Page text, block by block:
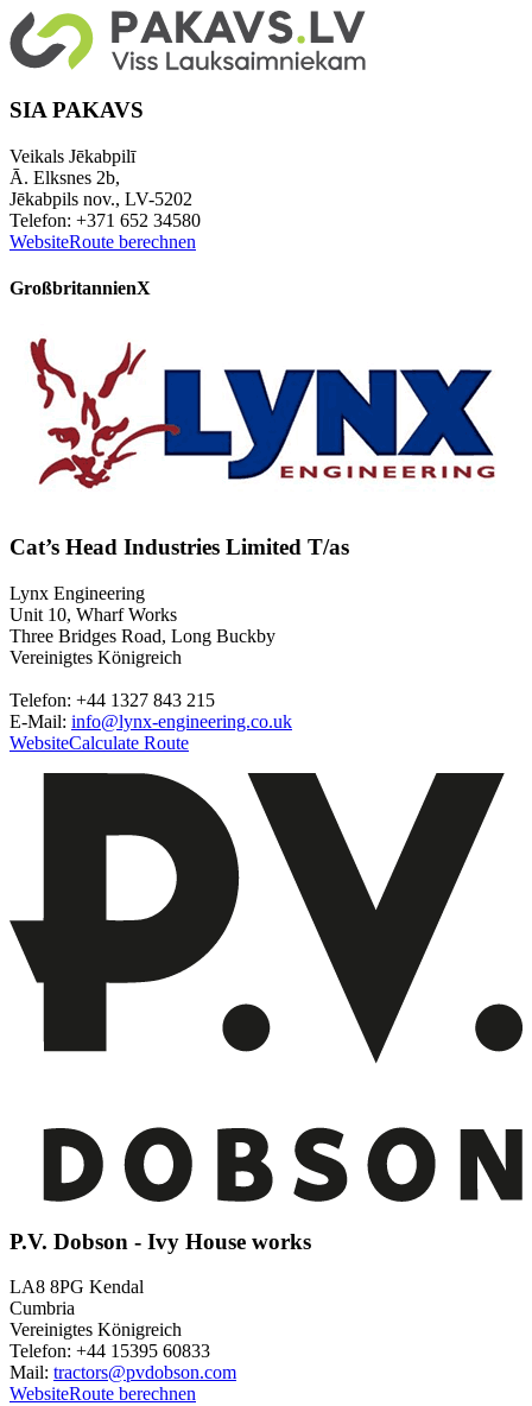
SIA PAKAVS
Veikals Jēkabpilī
Ā. Elksnes 2b,
Jēkabpils nov., LV-5202
Telefon: +371 652 34580
WebsiteRoute berechnen
GroßbritannienX
Cat’s Head Industries Limited T/as
Lynx Engineering
Unit 10, Wharf Works
Three Bridges Road, Long Buckby
Vereinigtes Königreich
Telefon: +44 1327 843 215
E-Mail: info@lynx-engineering.co.uk
WebsiteCalculate Route
P.V. Dobson - Ivy House works
LA8 8PG Kendal
Cumbria
Vereinigtes Königreich
Telefon: +44 15395 60833
Mail: tractors@pvdobson.com
WebsiteRoute berechnen